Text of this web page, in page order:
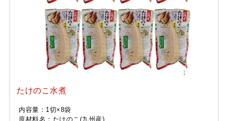
たけのこ水煮
内容量：1切×8袋
原材料名：たけのこ(九州産)